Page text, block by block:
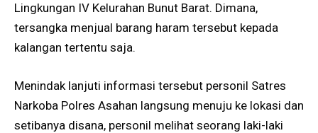
Lingkungan IV Kelurahan Bunut Barat. Dimana,
tersangka menjual barang haram tersebut kepada
kalangan tertentu saja.
Menindak lanjuti informasi tersebut personil Satres
Narkoba Polres Asahan langsung menuju ke lokasi dan
setibanya disana, personil melihat seorang laki-laki